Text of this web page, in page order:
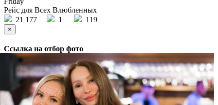
Рейс для Всех Влюбленных
21 177
1 119
×
Ссылка на отбор фото